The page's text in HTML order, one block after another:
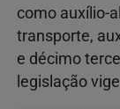
como auxílio-
transporte,
e décimo
legislação